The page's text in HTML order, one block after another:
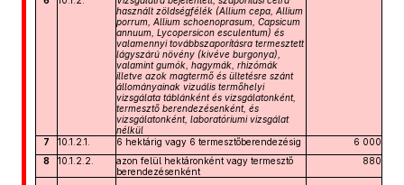
használt zöldségfélék (Allium cepa, Allium
porrum, Allium schoenoprasum, Capsicum
annuum, Lycopersicon esculentum) és
valamennyi továbbszaporításra termesztett
lágyszárú növény (kivéve burgonya),
valamint gumók, hagymák, rhizómák
illetve azok magtermő és ültetésre szánt
állományainak vizuális termőhelyi
vizsgálata táblánként és vizsgálatonként,
termesztő berendezésenként, és
vizsgálatonként, laboratóriumi vizsgálat
nélkül
7
10.1.2.1. 6 hektárig vagy 6 termesztőberendezésig
6 000
8
10.1.2.2.
azon felül hektáronként vagy termesztő
berendezésenként
880